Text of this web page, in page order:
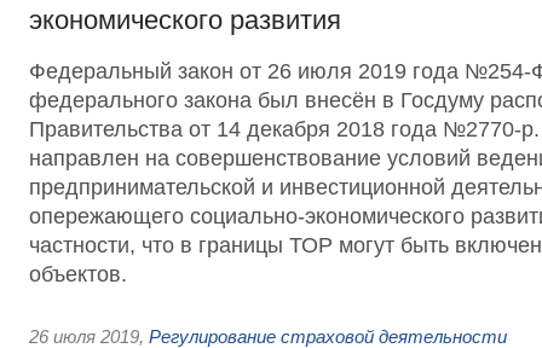
экономического развития
Федеральный закон от 26 июля 2019 года №254-
федерального закона был внесён в Госдуму
Правительства от 14 декабря 2018 года №2770-
направлен на совершенствование условий
предпринимательской и инвестиционной
опережающего социально-экономического
частности, что в границы ТОР могут быть
объектов.
26 июля 2019, Регулирование страховой деятельности